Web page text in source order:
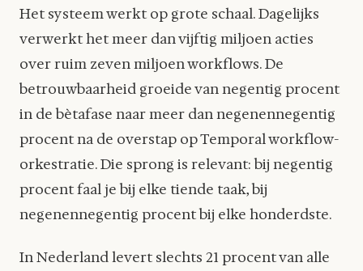
Het systeem werkt op grote schaal. Dagelijks
verwerkt het meer dan vijftig miljoen acties
over ruim zeven miljoen workflows. De
betrouwbaarheid groeide van negentig procent
in de bètafase naar meer dan negenennegentig
procent na de overstap op Temporal workflow-
orkestratie. Die sprong is relevant: bij negentig
procent faal je bij elke tiende taak, bij
negenennegentig procent bij elke honderdste.
In Nederland levert slechts 21 procent van alle